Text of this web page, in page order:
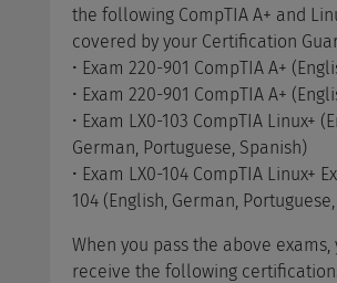
the following CompTIA A+ and
covered by your Certification
• Exam 220-901 CompTIA A+
• Exam 220-901 CompTIA A+
• Exam LX0-103 CompTIA Linux+
German, Portuguese, Spanish)
• Exam LX0-104 CompTIA Linux+
104 (English, German,
When you pass the above
receive the following